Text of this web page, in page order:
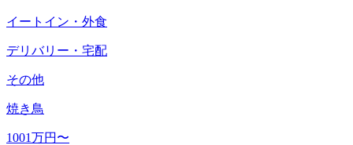
イートイン・外食
デリバリー・宅配
その他
焼き鳥
1001万円〜